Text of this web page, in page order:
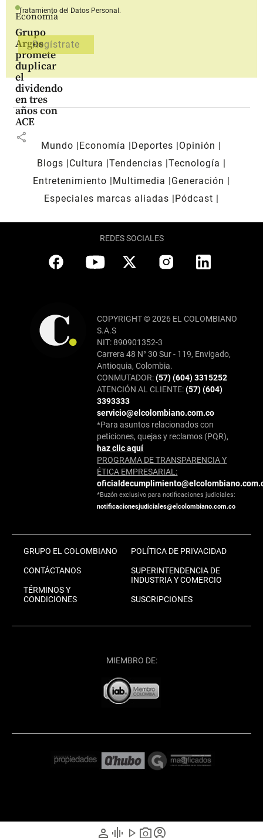
person graphic_eq play_arrow photo_cameraaccount_circle
Economía
Grupo
Argos
promete
duplicar
el
dividendo
en tres
años con
ACE
share
Tratamiento del Datos Personal.
Mundo Economía Deportes
Opinión
Blogs
Cultura Tendencias Tecnología
Entretenimiento
Multimedia
Generación
Especiales marcas aliadas
Pódcast
REDES SOCIALES
COPYRIGHT © 2026 EL COLOMBIANO
S.A.S
NIT: 890901352-3
Carrera 48 N° 30 Sur - 119, Envigado,
Antioquia, Colombia.
CONMUTADOR:(57) (604) 3315252
ATENCIÓN AL CLIENTE:(57) (604)
3393333
servicio@elcolombiano.com.co
*Para asuntos relacionados con
peticiones, quejas y reclamos (PQR),
haz clic aquí
PROGRAMA DE TRANSPARENCIA Y
ÉTICA EMPRESARIAL:
*Buzón exclusivo para notificaciones judiciales:
notificacionesjudiciales@elcolombiano.com.co
GRUPO EL COLOMBIANO
CONTÁCTANOS
TÉRMINOS Y
CONDICIONES
POLÍTICA DE PRIVACIDAD
SUPERINTENDENCIA DE
INDUSTRIA Y COMERCIO
SUSCRIPCIONES
MIEMBRO DE: